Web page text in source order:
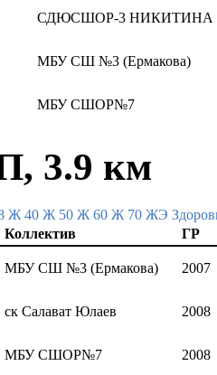
СДЮСШОР-3 НИКИТИНА
МБУ СШ №3 (Ермакова)
МБУ СШОР№7
3.9 км
Ж 40 Ж 50 Ж 60 Ж 70 ЖЭ
Коллектив ГР
МБУ СШ №3 (Ермакова) 2007
ск Салават Юлаев 2008
МБУ СШОР№7 2008